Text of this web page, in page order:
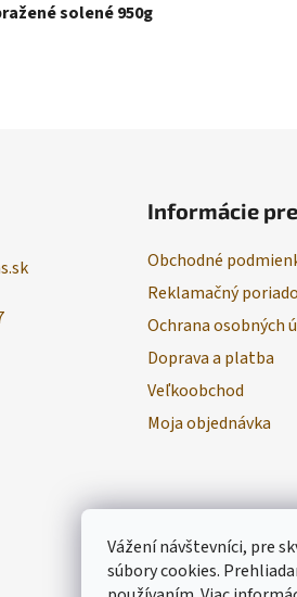
Vážení návštevníci, pre
súbory cookies.
solené 950g
Informácie
Obchodné
Reklamačný
Ochrana osobných
Doprava a platba
Veľkoobchod
Moja objednávka